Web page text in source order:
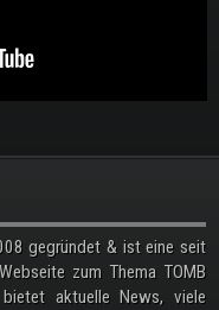
gegründet & ist eine seit
zum Thema TOMB
bietet aktuelle News, viele